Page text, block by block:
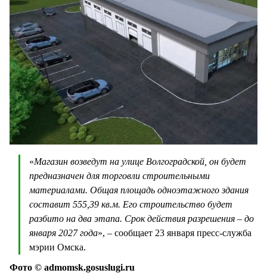
«Магазин возведут на улице Волгоградской, он будет
предназначен для торговли строительными
материалами. Общая площадь одноэтажного здания
составит 555,39 кв.м. Его строительство будет
разбито на два этапа. Срок действия разрешения – до
января 2027 года», – сообщает 23 января пресс-служба
мэрии Омска.
Фото © admomsk.gosuslugi.ru